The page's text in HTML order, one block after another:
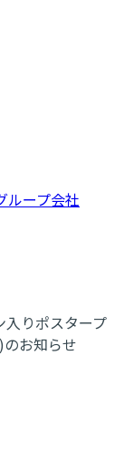
ループ会社
入りポスタープ
お知らせ